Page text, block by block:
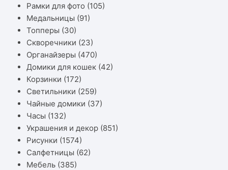
Рамки для фото (105)
Медальницы (91)
Топперы (30)
Скворечники (23)
Органайзеры (470)
Домики для кошек (42)
Корзинки (172)
Светильники (259)
Чайные домики (37)
Часы (132)
Украшения и декор (851)
Рисунки (1574)
Салфетницы (62)
Мебель (385)